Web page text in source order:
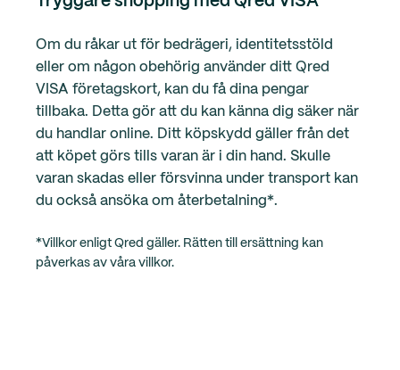
Om du råkar ut för bedrägeri, identitetsstöld
eller om någon obehörig använder ditt Qred
VISA företagskort, kan du få dina pengar
tillbaka. Detta gör att du kan känna dig säker när
du handlar online. Ditt köpskydd gäller från det
att köpet görs tills varan är i din hand. Skulle
varan skadas eller försvinna under transport kan
du också ansöka om återbetalning*.
*Villkor enligt Qred gäller. Rätten till ersättning kan
påverkas av våra villkor.